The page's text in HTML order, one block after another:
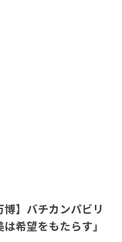
博】バチカンパビリ
希望をもたらす」